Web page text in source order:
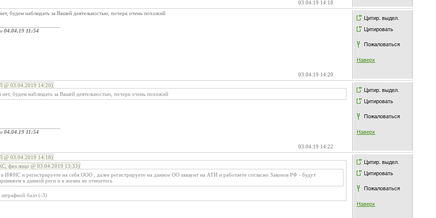
03.04.19 14:18
Цитир. выдел.
Цитировать
Пожаловаться
Наверх
будем наблюдать за Вашей деятельностью, почерк очень похожий
04.04.19 11:54
03.04.19 14:20
Цитир. выдел.
Цитировать
Пожаловаться
Наверх
03.04.2019 14:20)
нет, будем наблюдать за Вашей деятельностью, почерк очень похожий
04.04.19 11:54
03.04.19 14:22
Цитир. выдел.
Цитировать
Пожаловаться
Наверх
03.04.2019 14:18)
физ.лицо @ 03.04.2019 13:33)
ИФНС и регистрируете на себя ООО , далее регистрируете на данное ОО аккаунт на АТИ и работаете согласно Законов РФ - будут
к данной реги и в жизни не отмоетесь
штрафной балл (-3)